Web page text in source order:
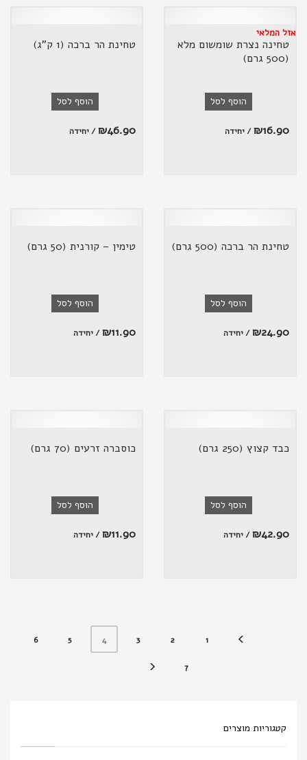
טחינה נצרת שומשום מלא
(500 גרם)
אזל המלאי
הוסף לסל
₪16.90 / יחידה
טחינת הר ברכה (1 ק"ג)
הוסף לסל
₪46.90 / יחידה
טחינת הר ברכה (500 גרם)
הוסף לסל
₪24.90 / יחידה
טימין – קורנית (50 גרם)
הוסף לסל
₪11.90 / יחידה
כבד קצוץ (250 גרם)
הוסף לסל
₪42.90 / יחידה
כוסברה זרעים (70 גרם)
הוסף לסל
₪11.90 / יחידה
1
2
3
4
5
6
7
קטגוריות מוצרים